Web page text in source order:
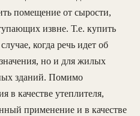
помещение от сырости,
извне. Т.е. купить
когда речь идет об
но и для жилых
зданий. Помимо
в качестве утеплителя,
применение и в качестве